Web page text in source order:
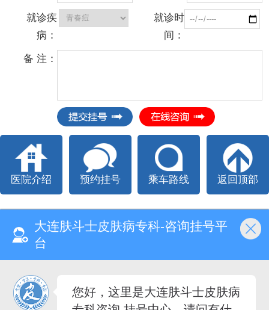
就诊疾
病：
就诊时
间：
备 注：
医院介绍 预约挂号 乘车路线 返回顶部
Copyright @ All right reserved.
电话：0411-81101888
医院地址：大连市中山区昆明街92、94、96、82号
大连肤斗士皮肤病专科-咨询挂号平
台
您好，这里是大连肤斗士皮肤病